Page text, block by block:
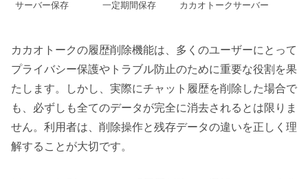
サーバー保存 一定期間保存 カカオトークサーバー
カカオトークの履歴削除機能は、多くのユーザーにとって
プライバシー保護やトラブル防止のために重要な役割を果
たします。しかし、実際にチャット履歴を削除した場合で
も、必ずしも全てのデータが完全に消去されるとは限りま
せん。利用者は、削除操作と残存データの違いを正しく理
解することが大切です。